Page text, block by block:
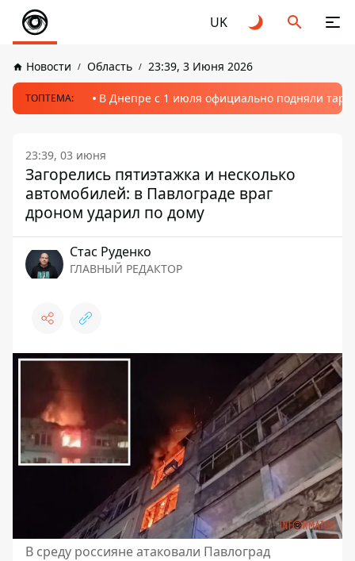
UK
Новости Область 23:39, 3 Июня 2026
ТОПТЕМА: В Днепре с 1 июля официально подняли
23:39, 03 июня
Загорелись пятиэтажка и несколько
автомобилей: в Павлограде враг
дроном ударил по дому
Стаc Руденко
ГЛАВНЫЙ РЕДАКТОР
В среду россияне атаковали Павлоград